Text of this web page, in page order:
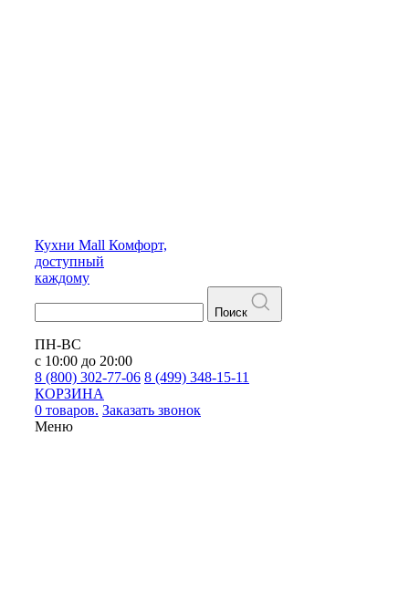
Кухни Mall Комфорт,
доступный
каждому
Поиск
ПН-ВС
с 10:00 до 20:00
8 (800) 302-77-06 8 (499) 348-15-11
КОРЗИНА
0 товаров. Заказать звонок
Меню